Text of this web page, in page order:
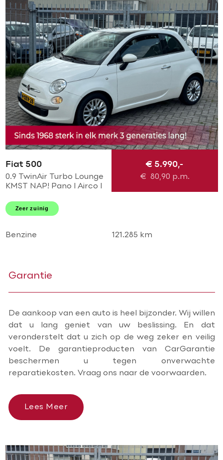
Fiat 500
0.9 TwinAir Turbo Lounge
KMST NAP! Pano l Airco l
LMV! TOPSTAAT l
DEALER OH!
€ 5.990,-
€ 80,90 p.m.
Zeer zuinig
Benzine 121.285 km
Garantie
De aankoop van een auto is heel bijzonder. Wij willen
dat u lang geniet van uw beslissing. En dat
veronderstelt dat u zich op de weg zeker en veilig
voelt. De garantieproducten van CarGarantie
beschermen u tegen onverwachte
reparatiekosten. Vraag ons naar de voorwaarden.
Lees Meer